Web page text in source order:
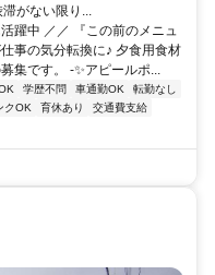
がない限り...
躍中 ／／ 『この前のメニュ
事の気分転換に♪ 夕食用食材
集です。 -✨アピールポ...
学歴不問 車通勤OK
転勤なし
クOK 育休あり
交通費支給